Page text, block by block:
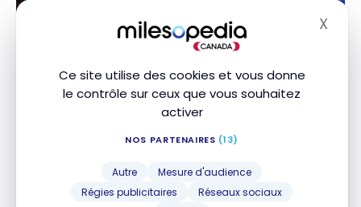
Ce site utilise des cookies et vous donne
le contrôle sur ceux que vous souhaitez
activer
NOS PARTENAIRES (13)
Autre
Mesure d'audience
Régies publicitaires
Réseaux sociaux
X
Avis: Salon Aspire Lounge – Johannesburg –
SALONS D'AÉROPORTS
Avis: Salon Aspire Lounge –
Johannesburg – International